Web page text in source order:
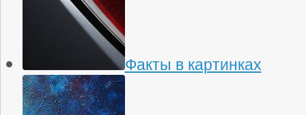
Факты в картинках